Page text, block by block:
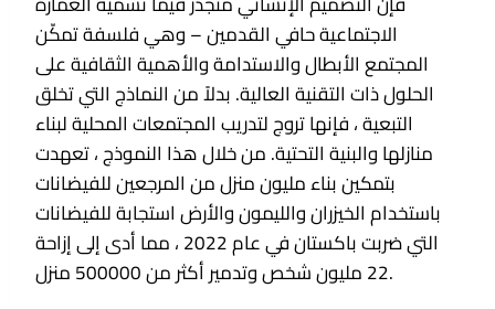
الاجتماعية حافي القدمين – وهي فلسفة تمكّن
المجتمع الأبطال والاستدامة والأهمية الثقافية على
الحلول ذات التقنية العالية. بدلاً من النماذج التي تخلق
التبعية ، فإنها تروج لتدريب المجتمعات المحلية لبناء
منازلها والبنية التحتية. من خلال هذا النموذج ، تعهدت
بتمكين بناء مليون منزل من المرجعين للفيضانات
باستخدام الخيزران والليمون والأرض استجابة للفيضانات
التي ضربت باكستان في عام 2022 ، مما أدى إلى إزاحة
22 مليون شخص وتدمير أكثر من 500000 منزل.